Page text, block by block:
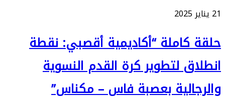
21 يناير 2025
حلقة كاملة “أكاديمية أقصبي: نقطة
انطلاق لتطوير كرة القدم النسوية
والرجالية بعصبة فاس – مكناس”